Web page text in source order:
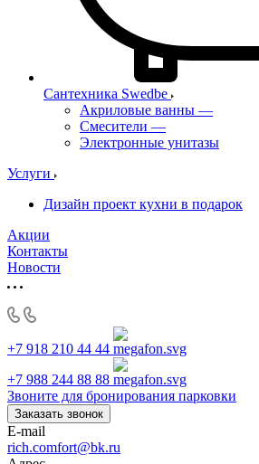
Сантехника Swedbe
Акриловые ванны —
Смесители —
Электронные унитазы
Услуги
Дизайн проект кухни в подарок
Акции
Контакты
Новости
+7 918 210 44 44
+7 988 244 88 88
Звоните для бронирования парковки
Заказать звонок
E-mail
rich.comfort@bk.ru